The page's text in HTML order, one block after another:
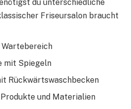
du unterschiedliche
Friseursalon braucht
Wartebereich
mit Spiegeln
Rückwärtswaschbecken
und Materialien